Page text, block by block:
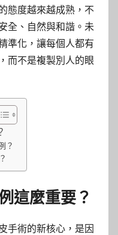
態度越來越成熟，不
全、自然與和諧。未
準化，讓每個人都有
而不是複製別人的眼
？
這麼重要？
手術的新核心，是因